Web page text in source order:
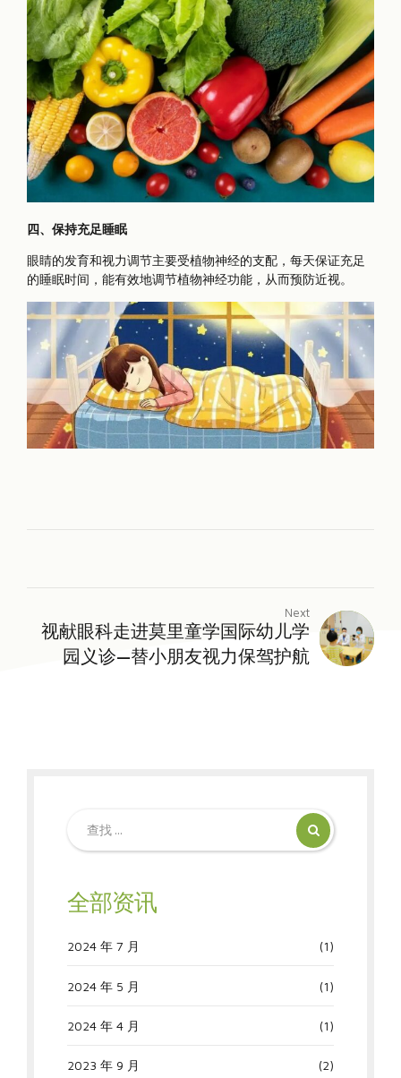
四、保持充足睡眠
眼睛的发育和视力调节主要受植物神经的支配，每天保证充足
的睡眠时间，能有效地调节植物神经功能，从而预防近视。
Next
视献眼科走进莫里童学国际幼儿学
园义诊—替小朋友视力保驾护航
全部资讯
2024 年 7 月 (1)
2024 年 5 月 (1)
2024 年 4 月 (1)
2023 年 9 月 (2)